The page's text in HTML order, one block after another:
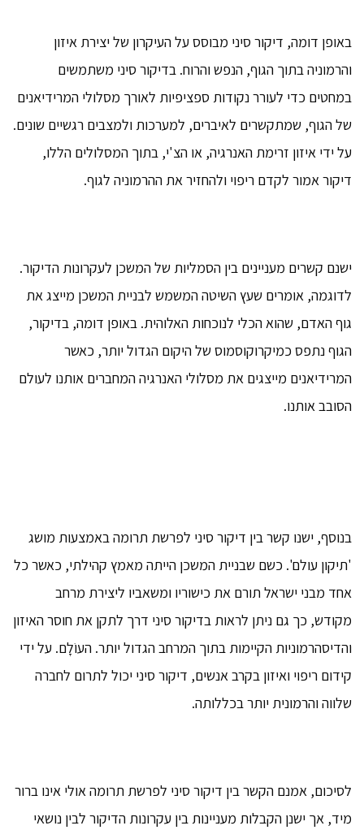
באופן דומה, דיקור סיני מבוסס על העיקרון של יצירת איזון
והרמוניה בתוך הגוף, הנפש והרוח. בדיקור סיני משתמשים
במחטים כדי לעורר נקודות ספציפיות לאורך מסלולי המרידיאנים
של הגוף, שמתקשרים לאיברים, למערכות ולמצבים רגשיים שונים.
על ידי איזון זרימת האנרגיה, או הצ'י, בתוך המסלולים הללו,
דיקור אמור לקדם ריפוי ולהחזיר את ההרמוניה לגוף.
ישנם קשרים מעניינים בין הסמליות של המשכן לעקרונות הדיקור.
לדוגמה, אומרים שעץ השיטה המשמש לבניית המשכן מייצג את
גוף האדם, שהוא הכלי לנוכחות האלוהית. באופן דומה, בדיקור,
הגוף נתפס כמיקרוקוסמוס של היקום הגדול יותר, כאשר
המרידיאנים מייצגים את מסלולי האנרגיה המחברים אותנו לעולם
הסובב אותנו.
בנוסף, ישנו קשר בין דיקור סיני לפרשת תרומה באמצעות מושג
'תיקון עולם'. כשם שבניית המשכן הייתה מאמץ קהילתי, כאשר כל
אחד מבני ישראל תורם את כישוריו ומשאביו ליצירת מרחב
מקודש, כך גם ניתן לראות בדיקור סיני דרך לתקן את חוסר האיזון
והדיסהרמוניות הקיימות בתוך המרחב הגדול יותר. העוֹלָם. על ידי
קידום ריפוי ואיזון בקרב אנשים, דיקור סיני יכול לתרום לחברה
שלווה והרמונית יותר בכללותה.
לסיכום, אמנם הקשר בין דיקור סיני לפרשת תרומה אולי אינו ברור
מיד, אך ישנן הקבלות מעניינות בין עקרונות הדיקור לבין נושאי